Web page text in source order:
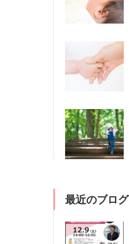
最近のブログ